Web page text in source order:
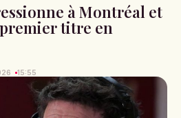
à Montréal et
titre en
15:55